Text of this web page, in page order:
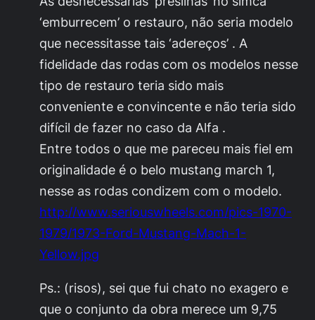
‘emburrecem’ o restauro, não seria modelo
que necessitasse tais ‘adereços’ . A
fidelidade das rodas com os modelos nesse
tipo de restauro teria sido mais
conveniente e convincente e não teria sido
difícil de fazer no caso da Alfa .
Entre todos o que me pareceu mais fiel em
originalidade é o belo mustang march 1,
nesse as rodas condizem com o modelo.
http://www.seriouswheels.com/pics-1970-
1979/1973-Ford-Mustang-Mach-1-
Yellow.jpg
Ps.: (risos), sei que fui chato no exagero e
que o conjunto da obra merece um 9,75